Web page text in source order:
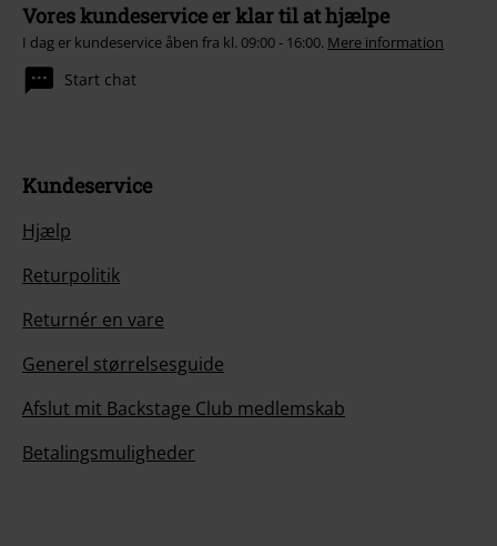
Vores kundeservice er klar til at hjælpe
I dag er kundeservice åben fra kl. 09:00 - 16:00. Mere information
Start chat
Kundeservice
Hjælp
Returpolitik
Returnér en vare
Generel størrelsesguide
Afslut mit Backstage Club medlemskab
Betalingsmuligheder